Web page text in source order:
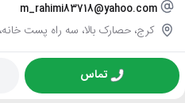
m_rahimi83718@yahoo.com
کرج، حصارک بالا، سه راه پست
تماس